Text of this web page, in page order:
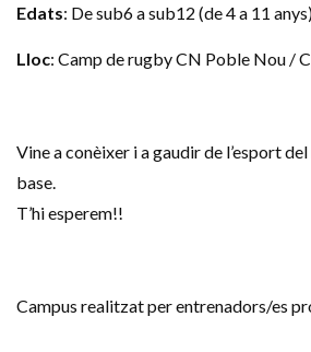
Edats: De sub6 a sub12 (de 4 a 11
Lloc: Camp de rugby CN Poble Nou /
Vine a conèixer i a gaudir de l’esport
base.
T’hi esperem!!
Campus realitzat per entrenadors/es